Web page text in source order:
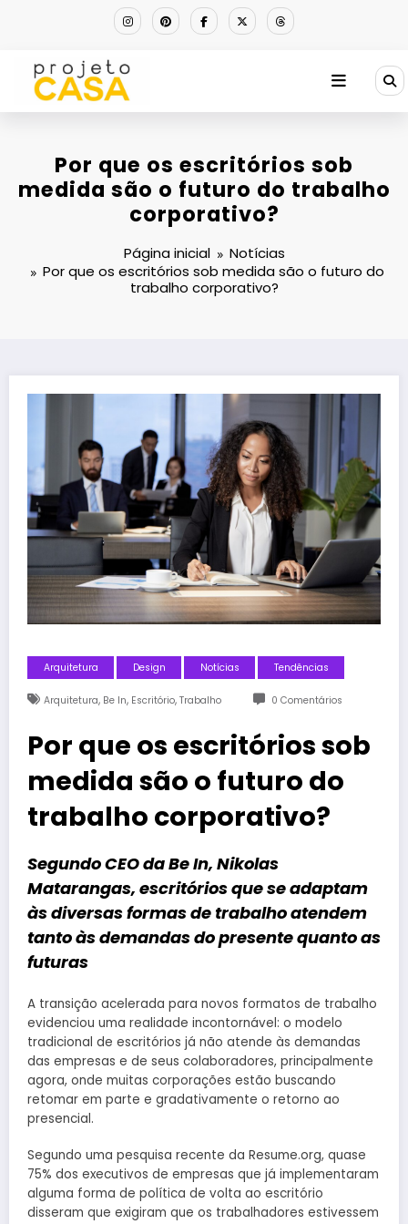
Por que os escritórios sob
medida são o futuro do trabalho
corporativo?
Página inicial
Notícias
Por que os escritórios sob medida são o futuro do
trabalho corporativo?
Arquitetura Design Notícias Tendências
Arquitetura, Be In, Escritório, Trabalho 0 Comentários
Por que os escritórios sob
medida são o futuro do
trabalho corporativo?
Segundo CEO da Be In, Nikolas
Matarangas, escritórios que se adaptam
às diversas formas de trabalho atendem
tanto às demandas do presente quanto as
futuras
A transição acelerada para novos formatos de trabalho
evidenciou uma realidade incontornável: o modelo
tradicional de escritórios já não atende às demandas
das empresas e de seus colaboradores, principalmente
agora, onde muitas corporações estão buscando
retomar em parte e gradativamente o retorno ao
presencial.
Segundo uma pesquisa recente da Resume.org, quase
75% dos executivos de empresas que já implementaram
alguma forma de política de volta ao escritório
disseram que exigiram que os trabalhadores estivessem